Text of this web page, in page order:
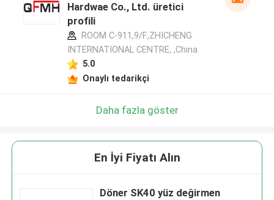
Hardwae Co., Ltd. üretici
profili
ROOM C-911,9/F.,ZHICHENG
INTERNATIONAL CENTRE, ,China
5.0
Onaylı tedarikçi
Daha fazla göster
En İyi Fiyatı Alın
Döner SK40 yüz değirmen